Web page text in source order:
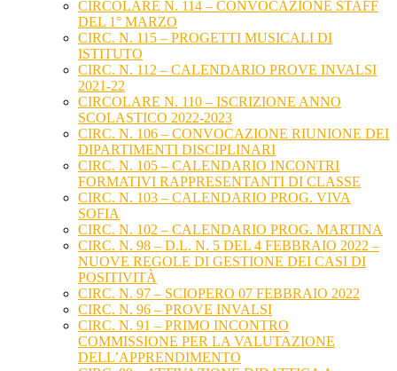
CIRCOLARE N. 114 – CONVOCAZIONE STAFF
DEL 1° MARZO
CIRC. N. 115 – PROGETTI MUSICALI DI
ISTITUTO
CIRC. N. 112 – CALENDARIO PROVE INVALSI
2021-22
CIRCOLARE N. 110 – ISCRIZIONE ANNO
SCOLASTICO 2022-2023
CIRC. N. 106 – CONVOCAZIONE RIUNIONE DEI
DIPARTIMENTI DISCIPLINARI
CIRC. N. 105 – CALENDARIO INCONTRI
FORMATIVI RAPPRESENTANTI DI CLASSE
CIRC. N. 103 – CALENDARIO PROG. VIVA
SOFIA
CIRC. N. 102 – CALENDARIO PROG. MARTINA
CIRC. N. 98 – D.L. N. 5 DEL 4 FEBBRAIO 2022 –
NUOVE REGOLE DI GESTIONE DEI CASI DI
POSITIVITÀ
CIRC. N. 97 – SCIOPERO 07 FEBBRAIO 2022
CIRC. N. 96 – PROVE INVALSI
CIRC. N. 91 – PRIMO INCONTRO
COMMISSIONE PER LA VALUTAZIONE
DELL’APPRENDIMENTO